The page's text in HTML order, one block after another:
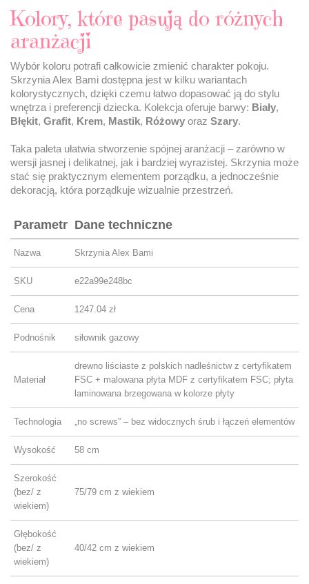
Kolory, które pasują do różnych
aranżacji
Wybór koloru potrafi całkowicie zmienić charakter pokoju.
Skrzynia Alex Bami dostępna jest w kilku wariantach
kolorystycznych, dzięki czemu łatwo dopasować ją do stylu
wnętrza i preferencji dziecka. Kolekcja oferuje barwy: Biały,
Błękit, Grafit, Krem, Mastik, Różowy oraz Szary.
Taka paleta ułatwia stworzenie spójnej aranżacji – zarówno w
wersji jasnej i delikatnej, jak i bardziej wyrazistej. Skrzynia może
stać się praktycznym elementem porządku, a jednocześnie
dekoracją, która porządkuje wizualnie przestrzeń.
Parametr Dane techniczne
Nazwa Skrzynia Alex Bami
SKU e22a99e248bc
Cena 1247.04 zł
Podnośnik siłownik gazowy
Materiał
drewno liściaste z polskich nadleśnictw z certyfikatem
FSC + malowana płyta MDF z certyfikatem FSC; płyta
laminowana brzegowana w kolorze płyty
Technologia „no screws” – bez widocznych śrub i łączeń elementów
Wysokość 58 cm
Szerokość
(bez/ z
wiekiem)
75/79 cm z wiekiem
Głębokość
(bez/ z
wiekiem)
40/42 cm z wiekiem